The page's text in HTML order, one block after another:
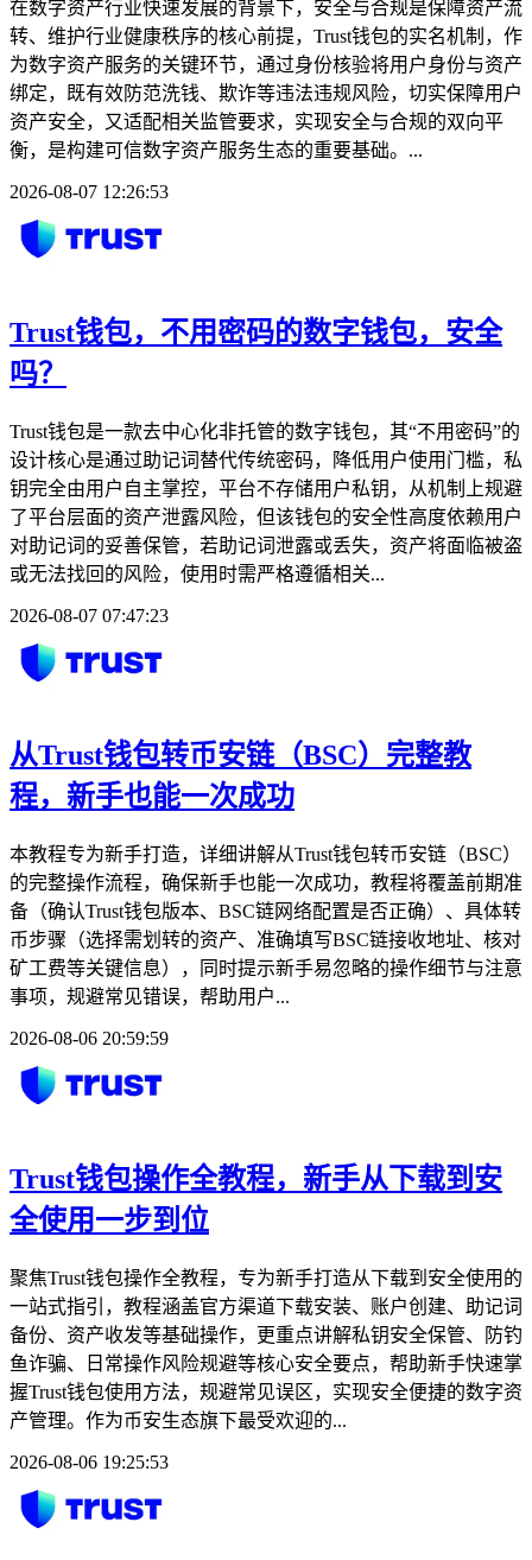
在数字资产行业快速发展的背景下，安全与合规是保障资产流
转、维护行业健康秩序的核心前提，Trust钱包的实名机制，作
为数字资产服务的关键环节，通过身份核验将用户身份与资产
绑定，既有效防范洗钱、欺诈等违法违规风险，切实保障用户
资产安全，又适配相关监管要求，实现安全与合规的双向平
衡，是构建可信数字资产服务生态的重要基础。...
2026-08-07 12:26:53
Trust钱包，不用密码的数字钱包，安全
吗？
Trust钱包是一款去中心化非托管的数字钱包，其“不用密码”的
设计核心是通过助记词替代传统密码，降低用户使用门槛，私
钥完全由用户自主掌控，平台不存储用户私钥，从机制上规避
了平台层面的资产泄露风险，但该钱包的安全性高度依赖用户
对助记词的妥善保管，若助记词泄露或丢失，资产将面临被盗
或无法找回的风险，使用时需严格遵循相关...
2026-08-07 07:47:23
从Trust钱包转币安链（BSC）完整教
程，新手也能一次成功
本教程专为新手打造，详细讲解从Trust钱包转币安链（BSC）
的完整操作流程，确保新手也能一次成功，教程将覆盖前期准
备（确认Trust钱包版本、BSC链网络配置是否正确）、具体转
币步骤（选择需划转的资产、准确填写BSC链接收地址、核对
矿工费等关键信息），同时提示新手易忽略的操作细节与注意
事项，规避常见错误，帮助用户...
2026-08-06 20:59:59
Trust钱包操作全教程，新手从下载到安
全使用一步到位
聚焦Trust钱包操作全教程，专为新手打造从下载到安全使用的
一站式指引，教程涵盖官方渠道下载安装、账户创建、助记词
备份、资产收发等基础操作，更重点讲解私钥安全保管、防钓
鱼诈骗、日常操作风险规避等核心安全要点，帮助新手快速掌
握Trust钱包使用方法，规避常见误区，实现安全便捷的数字资
产管理。作为币安生态旗下最受欢迎的...
2026-08-06 19:25:53